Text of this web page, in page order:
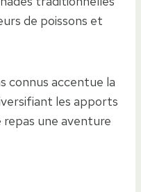
de poissons et
connus accentue la
les apports
une aventure